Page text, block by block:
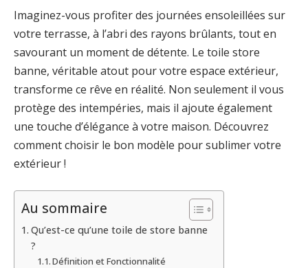
Imaginez-vous profiter des journées ensoleillées sur
votre terrasse, à l’abri des rayons brûlants, tout en
savourant un moment de détente. Le toile store
banne, véritable atout pour votre espace extérieur,
transforme ce rêve en réalité. Non seulement il vous
protège des intempéries, mais il ajoute également
une touche d’élégance à votre maison. Découvrez
comment choisir le bon modèle pour sublimer votre
extérieur !
Au sommaire
Qu’est-ce qu’une toile de store banne
?
Définition et Fonctionnalité